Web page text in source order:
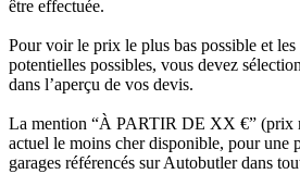
être effectuée.
Pour voir le prix le plus bas possible et
potentielles possibles, vous devez
dans l’aperçu de vos devis.
La mention “À PARTIR DE XX €” (prix
actuel le moins cher disponible, pour une
garages référencés sur Autobutler dans